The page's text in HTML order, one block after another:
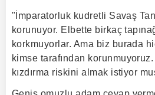
"İmparatorluk kudretli Savaş
korunuyor. Elbette birkaç
korkmuyorlar. Ama biz burada
kimse tarafından korunmuyoruz.
kızdırma riskini almak istiyor